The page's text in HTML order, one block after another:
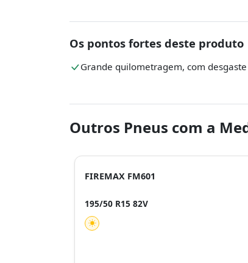
Os pontos fortes deste produto
Grande quilometragem, com
Outros Pneus com a
FIREMAX FM601
195/50 R15 82V